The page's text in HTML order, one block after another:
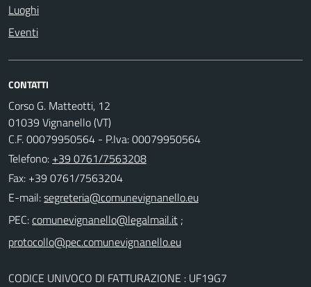
Luoghi
Eventi
CONTATTI
Corso G. Matteotti, 12
01039 Vignanello (VT)
C.F. 00079950564 - P.Iva: 00079950564
Telefono: +39 0761/7563208
Fax: +39 0761/7563204
E-mail:
PEC:
;
CODICE UNIVOCO DI FATTURAZIONE : UF19G7